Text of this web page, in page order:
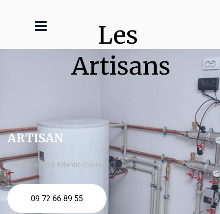
Les
Artisans
ARTISAN
chaudière fioul Atlantic Coursan
09 72 66 89 55